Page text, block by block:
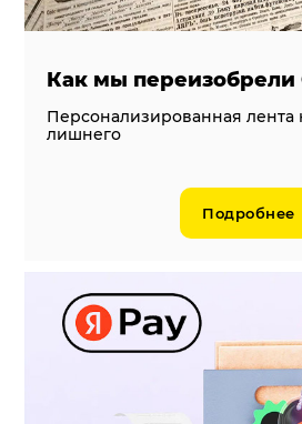
Проекты
Контакты
Как мы
Персонализированная лента
лишнего
Подробнее